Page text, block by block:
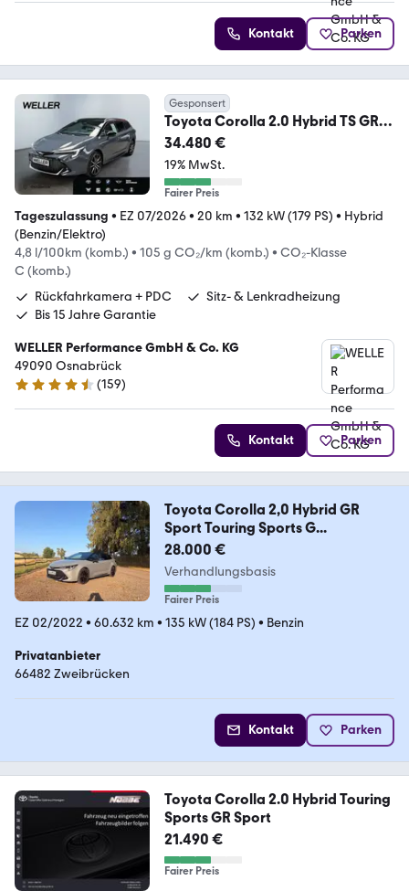
Kontakt Parken
Gesponsert
Toyota Corolla 2.0 Hybrid TS GR
Sport *Bi-LED*el. Heckk
34.480 €
19% MwSt.
Fairer Preis
Tageszulassung • EZ 07/2026• 20 km • 132 kW (179 PS) • Hybrid
(Benzin/Elektro)
4,8 l/100km (komb.) • 105 g CO₂/km (komb.) • CO₂-Klasse
C (komb.)
Rückfahrkamera + PDC
Sitz- & Lenkradheizung
Bis 15 Jahre Garantie
WELLER Performance GmbH & Co. KG
49090 Osnabrück
4.5 Sterne
(159)
Kontakt Parken
Toyota Corolla 2,0 Hybrid GR
Sport Touring Sports G...
28.000 €
Verhandlungsbasis
Fairer Preis
EZ 02/2022 • 60.632 km • 135 kW (184 PS) • Benzin
Privatanbieter
66482 Zweibrücken
Kontakt Parken
Toyota Corolla 2.0 Hybrid Touring
Sports GR Sport
21.490 €
Fairer Preis